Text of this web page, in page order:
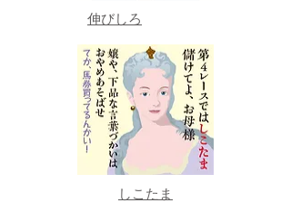
伸びしろ
しこたま